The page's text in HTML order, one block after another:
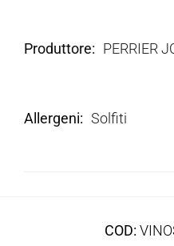
Produttore PERRIER
Allergeni Solfiti
COD: